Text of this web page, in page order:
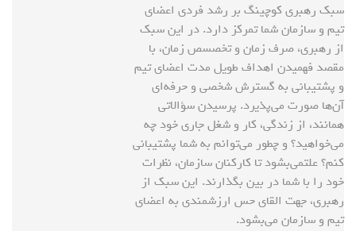
سبک رهبری کوچینگ بر رشد فردی اعضای
تیم و سازمان شما تمرکز دارد. در این سبک
از رهبری، صرف زمان و تخصسص زمان، با
مقصد فهمیدن اهداف طویل مدت اعضای تیم
و پشتیبانی به گسترش شخصی و حرفه‌ای
آن‌ها صورت می‌پذیرد. پرسیدن سؤالاتی
همانند، از زندگی، کار و شغل جاری خود چه
می‌خواهید؟ و چطور می‌توانم به شما پشتیبانی
کنم؟ علتمی‌بشود تا کارکنان سازمان، نظرات
خود را با شما در بین بگذارند. این سبک از
رهبری، جهت القای حس ارزشمندی به اعضای
تیم و سازمان می‌بشود.